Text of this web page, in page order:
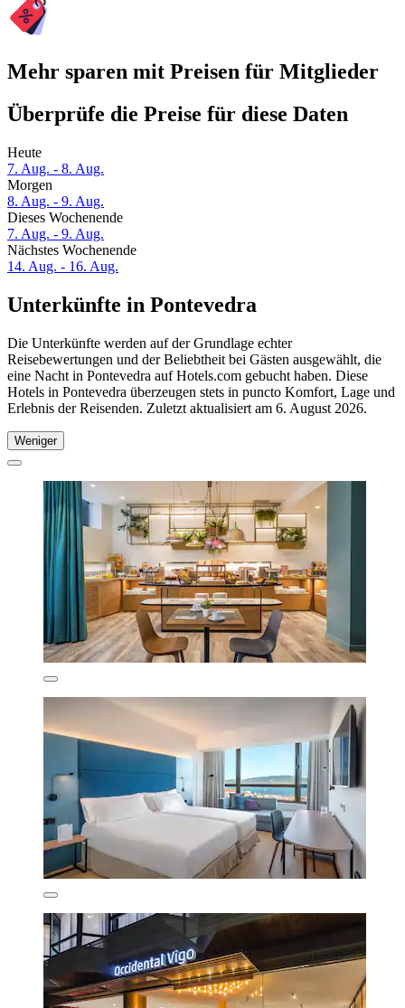
Mehr sparen mit Preisen für Mitglieder
Überprüfe die Preise für diese Daten
Heute
7. Aug. - 8. Aug.
Morgen
8. Aug. - 9. Aug.
Dieses Wochenende
7. Aug. - 9. Aug.
Nächstes Wochenende
14. Aug. - 16. Aug.
Unterkünfte in Pontevedra
Die Unterkünfte werden auf der Grundlage echter
Reisebewertungen und der Beliebtheit bei Gästen ausgewählt, die
eine Nacht in Pontevedra auf Hotels.com gebucht haben. Diese
Hotels in Pontevedra überzeugen stets in puncto Komfort, Lage und
Erlebnis der Reisenden. Zuletzt aktualisiert am 6. August 2026.
Weniger